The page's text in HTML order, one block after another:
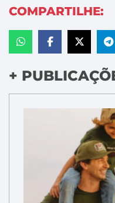
COMPARTILHE:
+